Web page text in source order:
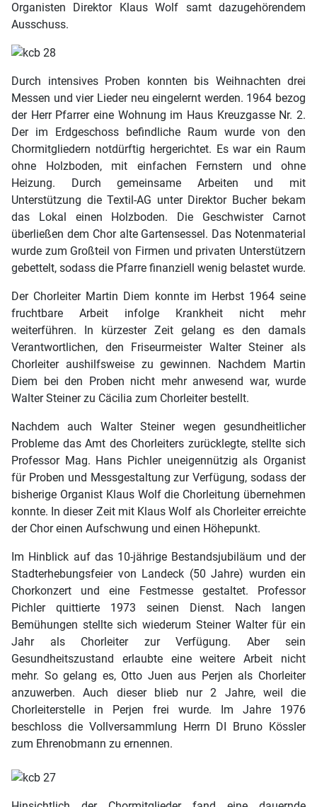
Organisten Direktor Klaus Wolf samt dazugehörendem
Ausschuss.
Durch intensives Proben konnten bis Weihnachten drei
Messen und vier Lieder neu eingelernt werden. 1964 bezog
der Herr Pfarrer eine Wohnung im Haus Kreuzgasse Nr. 2.
Der im Erdgeschoss befindliche Raum wurde von den
Chormitgliedern notdürftig hergerichtet. Es war ein Raum
ohne Holzboden, mit einfachen Fernstern und ohne
Heizung. Durch gemeinsame Arbeiten und mit
Unterstützung die Textil-AG unter Direktor Bucher bekam
das Lokal einen Holzboden. Die Geschwister Carnot
überließen dem Chor alte Gartensessel. Das Notenmaterial
wurde zum Großteil von Firmen und privaten Unterstützern
gebettelt, sodass die Pfarre finanziell wenig belastet wurde.
Der Chorleiter Martin Diem konnte im Herbst 1964 seine
fruchtbare Arbeit infolge Krankheit nicht mehr
weiterführen. In kürzester Zeit gelang es den damals
Verantwortlichen, den Friseurmeister Walter Steiner als
Chorleiter aushilfsweise zu gewinnen. Nachdem Martin
Diem bei den Proben nicht mehr anwesend war, wurde
Walter Steiner zu Cäcilia zum Chorleiter bestellt.
Nachdem auch Walter Steiner wegen gesundheitlicher
Probleme das Amt des Chorleiters zurücklegte, stellte sich
Professor Mag. Hans Pichler uneigennützig als Organist
für Proben und Messgestaltung zur Verfügung, sodass der
bisherige Organist Klaus Wolf die Chorleitung übernehmen
konnte. In dieser Zeit mit Klaus Wolf als Chorleiter erreichte
der Chor einen Aufschwung und einen Höhepunkt.
Im Hinblick auf das 10-jährige Bestandsjubiläum und der
Stadterhebungsfeier von Landeck (50 Jahre) wurden ein
Chorkonzert und eine Festmesse gestaltet. Professor
Pichler quittierte 1973 seinen Dienst. Nach langen
Bemühungen stellte sich wiederum Steiner Walter für ein
Jahr als Chorleiter zur Verfügung. Aber sein
Gesundheitszustand erlaubte eine weitere Arbeit nicht
mehr. So gelang es, Otto Juen aus Perjen als Chorleiter
anzuwerben. Auch dieser blieb nur 2 Jahre, weil die
Chorleiterstelle in Perjen frei wurde. Im Jahre 1976
beschloss die Vollversammlung Herrn DI Bruno Kössler
zum Ehrenobmann zu ernennen.